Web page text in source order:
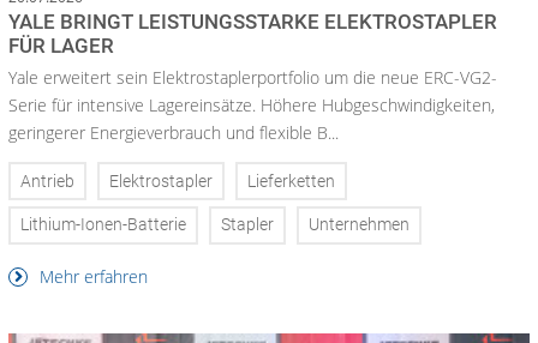
YALE BRINGT LEISTUNGSSTARKE ELEKTROSTAPLER
FÜR LAGER
Yale erweitert sein Elektrostaplerportfolio um die neue ERC-VG2-
Serie für intensive Lagereinsätze. Höhere Hubgeschwindigkeiten,
geringerer Energieverbrauch und flexible B...
Antrieb Elektrostapler Lieferketten
Lithium-Ionen-Batterie Stapler Unternehmen
Mehr erfahren